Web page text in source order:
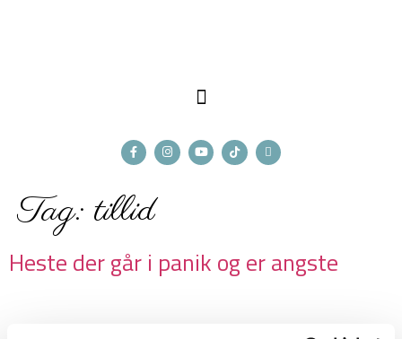
Tag: tillid
Heste der går i panik og er angste